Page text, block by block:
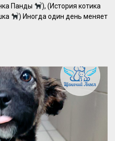
Панды
), (История котика
) Иногда один день меняет